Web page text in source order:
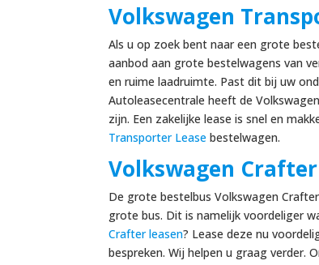
Volkswagen
Als u op zoek bent naar een grote
aanbod aan grote bestelwagens van
en ruime laadruimte. Past dit bij uw
Autoleasecentrale heeft de
zijn. Een zakelijke lease is snel en
Transporter Lease bestelwagen.
Volkswagen Crafter
De grote bestelbus Volkswagen
grote bus. Dit is namelijk voordeliger
Crafter leasen? Lease deze nu
bespreken. Wij helpen u graag verder.